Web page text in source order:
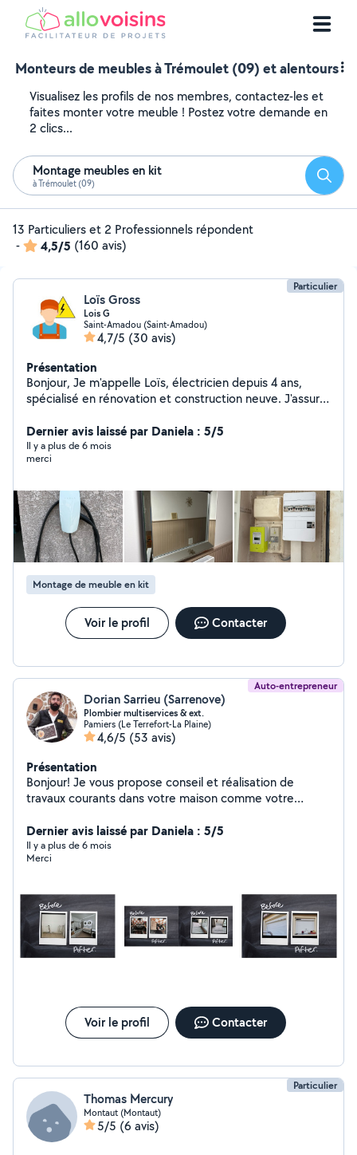
Monteurs de meubles à Trémoulet (09) et alentours
Visualisez les profils de nos membres, contactez-les et
faites monter votre meuble ! Postez votre demande en
2 clics...
Montage meubles en kit
à Trémoulet (09)
13 Particuliers et 2 Professionnels répondent
-
4,5/5 (160 avis)
Particulier
Loïs Gross
Lois G
Saint-Amadou (Saint-Amadou)
4,7/5 (30 avis)
Présentation
Bonjour, Je m'appelle Loïs, électricien depuis 4 ans,
spécialisé en rénovation et construction neuve. J'assure
travaux de manutention. Contactez-moi pour vos
Dernier avis laissé par Daniela : 5/5
Il y a plus de 6 mois
merci
Montage de meuble en kit
Voir le profil Contacter
Auto-entrepreneur
Dorian Sarrieu (Sarrenove)
Plombier multiservices & ext.
Pamiers (Le Terrefort-La Plaine)
4,6/5 (53 avis)
Présentation
Bonjour! Je vous propose conseil et réalisation de
travaux courants dans votre maison comme votre
peut aussi voir le jour selon vos envies. Plutôt réactif et
soucieux des urgences, n'hésitez pas à me contacter
pour étudier votre demande. Avec motivation. Pour
d'intervention, veuillez vous rapprocher de la page
facebook SARRENOVE EI SARRENOVE
Dernier avis laissé par Daniela : 5/5
Il y a plus de 6 mois
Merci
Voir le profil Contacter
Particulier
Thomas Mercury
Montaut (Montaut)
5/5 (6 avis)